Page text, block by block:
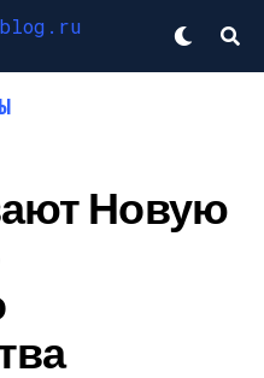
Новую